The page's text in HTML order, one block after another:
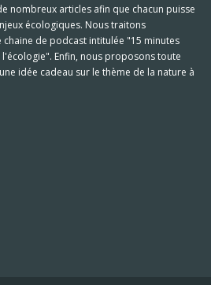
nombreux articles afin que chacun puisse
écologiques. Nous traitons
chaine de podcast intitulée "15 minutes
Enfin, nous proposons toute
idée cadeau sur le thème de la nature à